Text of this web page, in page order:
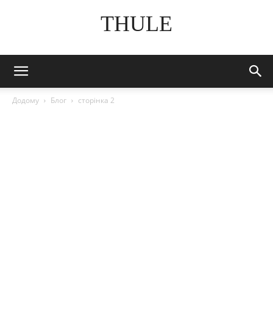
THULE
Додому Блог сторінка 2